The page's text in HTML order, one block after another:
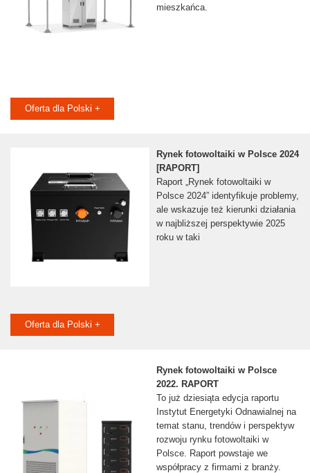
mieszkańca.
Oferta dla Polski +
Rynek fotowoltaiki w Polsce 2024
[RAPORT]
Raport „Rynek fotowoltaiki w
Polsce 2024” identyfikuje problemy,
ale wskazuje też kierunki działania
w najbliższej perspektywie 2025
roku w taki
Oferta dla Polski +
Rynek fotowoltaiki w Polsce
2022. RAPORT
To już dziesiąta edycja raportu
Instytut Energetyki Odnawialnej na
temat stanu, trendów i perspektyw
rozwoju rynku fotowoltaiki w
Polsce. Raport powstaje we
współpracy z firmami z branży.